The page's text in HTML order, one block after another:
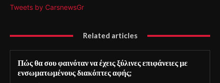
Tweets by CarsnewsGr
Related articles
Πώς θα σου φαινόταν να έχεις ξύλινες επιφάνειες με
ενσωματωμένους διακόπτες αφής;